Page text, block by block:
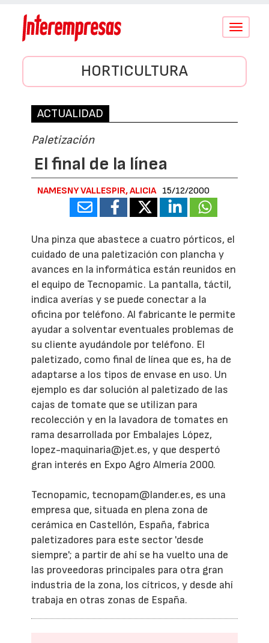
Conmutar
HORTICULTURA
ACTUALIDAD
Paletización
El final de la línea
NAMESNY VALLESPIR, ALICIA 15/12/2000
Una pinza que abastece a cuatro pórticos, el
cuidado de una paletización con plancha y
avances en la informática están reunidos en
el equipo de Tecnopamic. La pantalla, táctil,
indica averías y se puede conectar a la
oficina por teléfono. Al fabricante le permite
ayudar a solventar eventuales problemas de
su cliente ayudándole por teléfono. El
paletizado, como final de línea que es, ha de
adaptarse a los tipos de envase en uso. Un
ejemplo es dar solución al paletizado de las
cajas de tomate que se utilizan para
recolección y en la lavadora de tomates en
rama desarrollada por Embalajes López,
lopez-maquinaria@jet.es, y que despertó
gran interés en Expo Agro Almería 2000.
Tecnopamic, tecnopam@lander.es, es una
empresa que, situada en plena zona de
cerámica en Castellón, España, fabrica
paletizadores para este sector 'desde
siempre'; a partir de ahí se ha vuelto una de
las proveedoras principales para otra gran
industria de la zona, los cítricos, y desde ahí
trabaja en otras zonas de España.